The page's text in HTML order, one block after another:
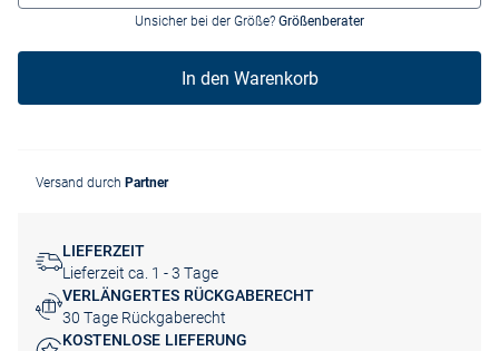
Unsicher bei der Größe? Größenberater
In den Warenkorb
Versand durch Partner
LIEFERZEIT
Lieferzeit ca. 1 - 3 Tage
VERLÄNGERTES RÜCKGABERECHT
30 Tage Rückgaberecht
KOSTENLOSE LIEFERUNG